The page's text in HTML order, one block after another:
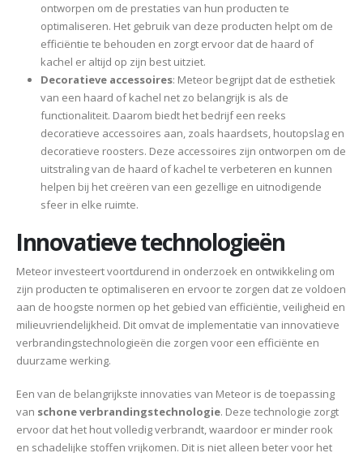
ontworpen om de prestaties van hun producten te
optimaliseren. Het gebruik van deze producten helpt om de
efficiëntie te behouden en zorgt ervoor dat de haard of
kachel er altijd op zijn best uitziet.
Decoratieve accessoires: Meteor begrijpt dat de esthetiek
van een haard of kachel net zo belangrijk is als de
functionaliteit. Daarom biedt het bedrijf een reeks
decoratieve accessoires aan, zoals haardsets, houtopslag en
decoratieve roosters. Deze accessoires zijn ontworpen om de
uitstraling van de haard of kachel te verbeteren en kunnen
helpen bij het creëren van een gezellige en uitnodigende
sfeer in elke ruimte.
Innovatieve technologieën
Meteor investeert voortdurend in onderzoek en ontwikkeling om
zijn producten te optimaliseren en ervoor te zorgen dat ze voldoen
aan de hoogste normen op het gebied van efficiëntie, veiligheid en
milieuvriendelijkheid. Dit omvat de implementatie van innovatieve
verbrandingstechnologieën die zorgen voor een efficiënte en
duurzame werking.
Een van de belangrijkste innovaties van Meteor is de toepassing
van schone verbrandingstechnologie. Deze technologie zorgt
ervoor dat het hout volledig verbrandt, waardoor er minder rook
en schadelijke stoffen vrijkomen. Dit is niet alleen beter voor het